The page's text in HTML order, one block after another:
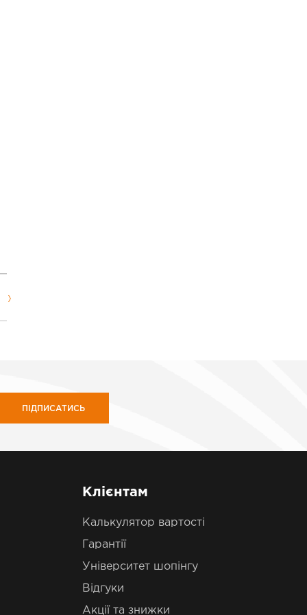
ПІДПИСАТИСЬ
Клієнтам
Калькулятор вартості
Гарантії
Університет шопінгу
Відгуки
Акції та знижки